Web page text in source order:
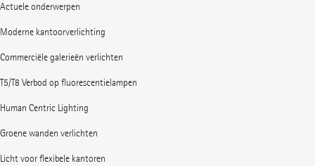
Actuele onderwerpen
Moderne kantoorverlichting
Commerciële galerieën verlichten
T5/T8 Verbod op fluorescentielampen
Human Centric Lighting
Groene wanden verlichten
Licht voor flexibele kantoren